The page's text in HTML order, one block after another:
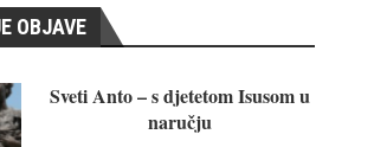
OBJAVE
Sveti Anto – s djetetom Isusom u
naručju